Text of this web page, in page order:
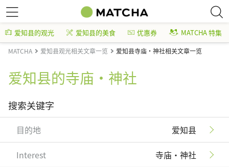
爱知县的观光 爱知县的美食 优惠券 MATCHA 特集
MATCHA 爱知县观光相关文章一览 爱知县寺庙・神社相关文章一览
爱知县的寺庙・神社
搜索关键字
目的地 爱知县
Interest 寺庙・神社